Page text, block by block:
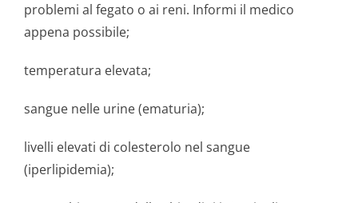
problemi al fegato o ai reni. Informi il medico
appena possibile;
temperatura elevata;
sangue nelle urine (ematuria);
livelli elevati di colesterolo nel sangue
(iperlipidemia);